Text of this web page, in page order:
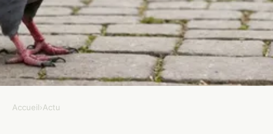
Accueil›Actu